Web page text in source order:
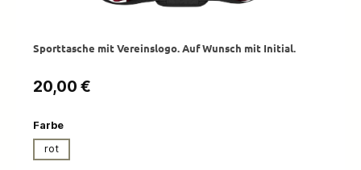
Sporttasche mit Vereinslogo. Auf Wunsch mit Initial.
Regulärer Preis:
20,00 €
Farbeauswählen
rot